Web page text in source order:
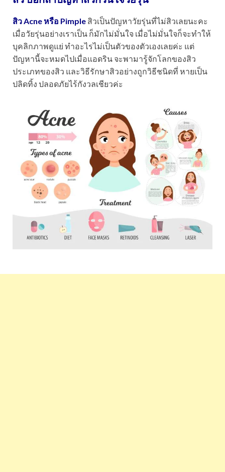
สิว Acne หรือ Pimple สิวเป็นปัญหาวัยรุ่นที่ไม่สิวเลยนะคะ
เมื่อวัยรุ่นอย่างเราเป็น ก็มักไม่มั่นใจ เมื่อไม่มั่นใจก็จะทำให้
บุคลิกภาพดูแย่ ทำอะไรไม่เป็นตัวของตัวเองเลยค่ะ แต่
ปัญหานี้จะหมดไปเมื่อแอดริน จะพามารู้จักโลกของสิว
ประเภทของสิว และวิธีรักษาสิวอย่างถูกวิธีชนิดที่ หายเป็น
ปลิดทิ้ง ปลอดภัยไร้กังวลเชียวค่ะ